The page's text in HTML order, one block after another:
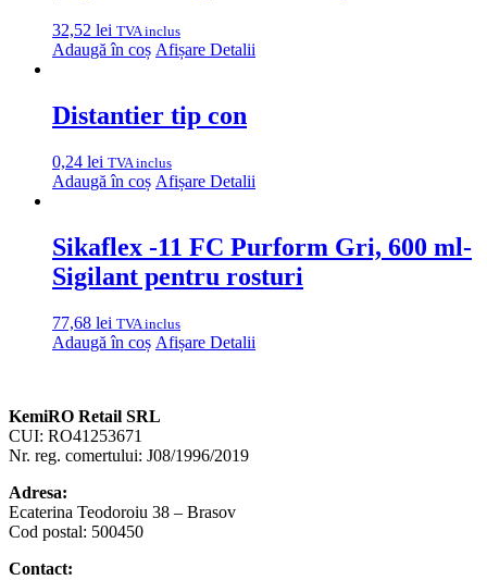
32,52 lei TVA inclus
Adaugă în coș Afișare Detalii
Distantier tip con
0,24 lei TVA inclus
Adaugă în coș Afișare Detalii
Sikaflex -11 FC Purform Gri, 600 ml-
Sigilant pentru rosturi
77,68 lei TVA inclus
Adaugă în coș Afișare Detalii
KemiRO Retail SRL
CUI: RO41253671
Nr. reg. comertului: J08/1996/2019
Adresa:
Ecaterina Teodoroiu 38 – Brasov
Cod postal: 500450
Contact: